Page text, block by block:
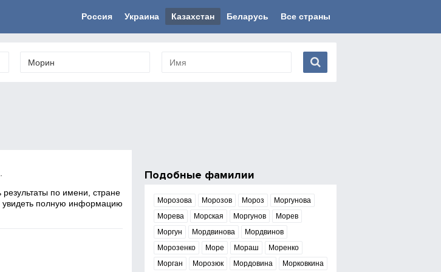
Россия Украина Казахстан Беларусь Все страны
по имени, стране
увидеть полную информацию
Подобные фамилии
Морозова Морозов Мороз
Моргунова
Морева
Морская Моргунов
Морев
Моргун
Мордвинова
Мордвинов
Морозенко
Море Мораш
Моренко
Морган
Морозюк Мордовина
Морковкина